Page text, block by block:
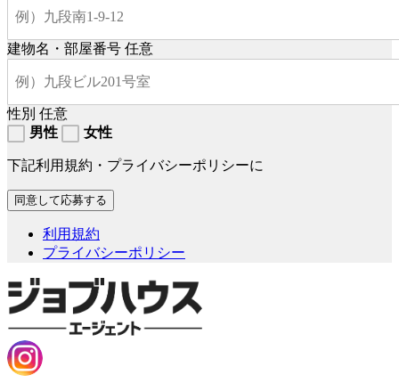
建物名・部屋番号 任意
性別 任意
男性
女性
下記利用規約・プライバシーポリシーに
利用規約
プライバシーポリシー